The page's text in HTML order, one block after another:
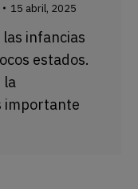
15 abril, 2025
infancias
estados.
la
importante